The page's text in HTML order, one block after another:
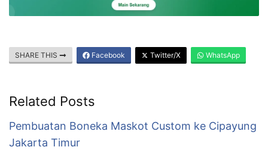
SHARE THIS Facebook Twitter/X WhatsApp
Related Posts
Pembuatan Boneka Maskot Custom ke Cipayung
Jakarta Timur